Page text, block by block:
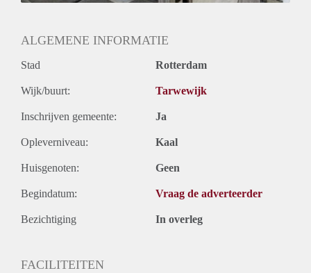
ALGEMENE INFORMATIE
Stad Rotterdam
Wijk/buurt: Tarwewijk
Inschrijven gemeente: Ja
Opleverniveau: Kaal
Huisgenoten: Geen
Begindatum: Vraag de adverteerder
Bezichtiging In overleg
FACILITEITEN